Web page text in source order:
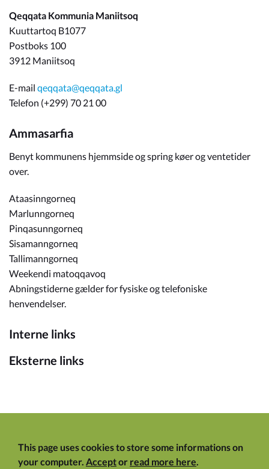
Qeqqata Kommunia Maniitsoq
Kuuttartoq B1077
Postboks 100
3912 Maniitsoq
E-mail qeqqata@qeqqata.gl
Telefon (+299) 70 21 00
Ammasarfia
Benyt kommunens hjemmside og spring køer og ventetider
over.
Ataasinngorneq
Marlunngorneq
Pinqasunngorneq
Sisamanngorneq
Tallimanngorneq
Weekendi matoqqavoq
Abningstiderne gælder for fysiske og telefoniske
henvendelser.
Interne links
Eksterne links
This page uses cookies to store some informations on
your computer. Acceptor read more here.